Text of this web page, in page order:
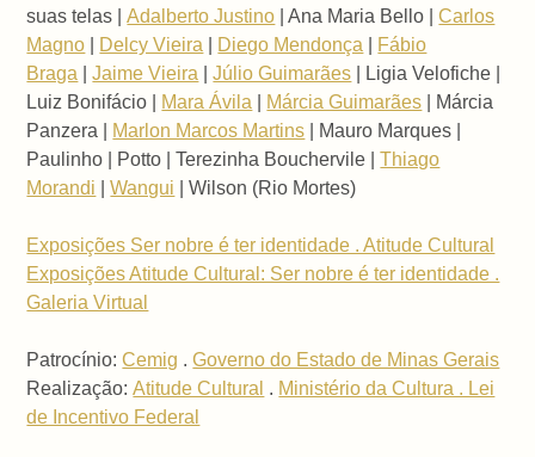
suas telas |Adalberto Justino | Ana Maria Bello |Carlos
Magno
Delcy Vieira Diego Mendonça
Fábio
Braga |Jaime Vieira |Júlio Guimarães | Ligia Velofiche |
Luiz Bonifácio | Mara Ávila Márcia Guimarães | Márcia
Panzera | Marlon Marcos Martins | Mauro Marques |
Paulinho | Potto | Terezinha Bouchervile |Thiago
Morandi |Wangui | Wilson (Rio Mortes)
Exposições Ser nobre é ter identidade . Atitude Cultural
Exposições Atitude Cultural: Ser nobre é ter identidade .
Galeria Virtual
Patrocínio:Cemig .Governo do Estado de Minas Gerais
Realização:Atitude Cultural . Ministério da Cultura . Lei
de Incentivo Federal